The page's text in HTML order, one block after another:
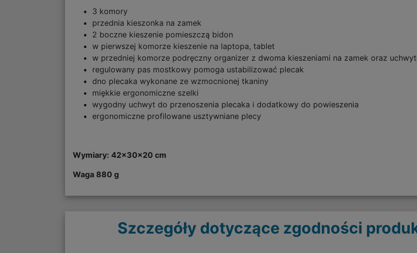
3 komory
przednia kieszonka na zamek
2 boczne kieszenie pomieszczą bidon
w pierwszej komorze kieszenie na laptopa, tablet
w przedniej komorze podręczny organizer z dwoma kieszeniami na zamek oraz
regulowany pas mostkowy pomoga ustabilizować plecak
dno plecaka wykonane ze wzmocnionej tkaniny
miękkie ergonomiczne szelki
wygodny uchwyt do przenoszenia plecaka i dodatkowy do powieszenia
ergonomiczne profilowane usztywniane plecy
Wymiary: 42x30x20 cm
Waga 880 g
Szczegóły dotyczące zgodności